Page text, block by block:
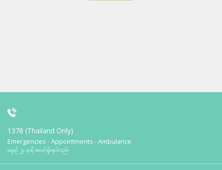
1378 (Thailand Only)
Emergencies - Appointments - Ambulance
နေ့စဉ် ၂၄ နာရီ အသင့်ရှိနေပါသည်။